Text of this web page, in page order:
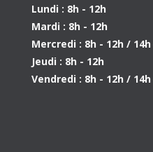
Lundi : 8h - 12h
Mardi : 8h - 12h
Mercredi : 8h - 12h / 14h
Jeudi : 8h - 12h
Vendredi : 8h - 12h /